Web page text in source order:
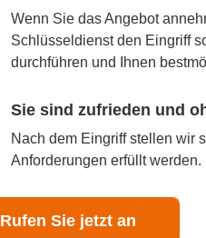
Wenn Sie das Angebot
Schlüsseldienst den Eingriff
durchführen und Ihnen
Sie sind zufrieden und
Nach dem Eingriff stellen wir
Anforderungen erfüllt werden.
Rufen Sie jetzt an